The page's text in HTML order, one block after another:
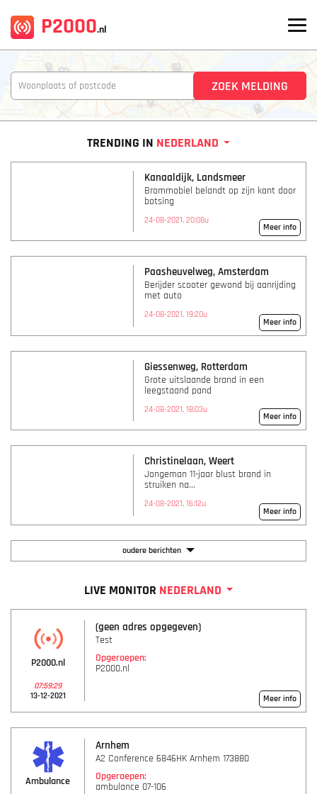
P2000.nl
TRENDING IN NEDERLAND
Kanaaldijk, Landsmeer
Brommobiel belandt op zijn kant door
botsing
24-08-2021, 20:08u
Meer info
Paasheuvelweg, Amsterdam
Berijder scooter gewond bij aanrijding
met auto
24-08-2021, 19:20u
Meer info
Giessenweg, Rotterdam
Grote uitslaande brand in een
leegstaand pand
24-08-2021, 18:03u
Meer info
Christinelaan, Weert
Jongeman 11-jaar blust brand in
struiken na...
24-08-2021, 16:12u
Meer info
oudere berichten
LIVE MONITOR NEDERLAND
P2000.nl
07:59:29
13-12-2021
(geen adres opgegeven)
Test
Opgeroepen:
P2000.nl
Meer info
Ambulance
Arnhem
A2 Conference 6846HK Arnhem 173880
Opgeroepen:
ambulance 07-106